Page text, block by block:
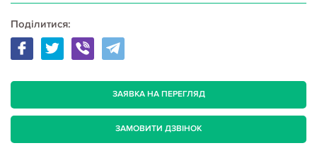
Поділитися:
ЗАЯВКА НА ПЕРЕГЛЯД
ЗАМОВИТИ ДЗВІНОК